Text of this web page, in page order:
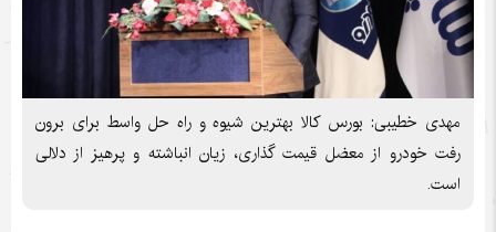
مهدی خطیبی: بورس کالا بهترین شیوه و راه حل واسط برای برون
رفت خودرو از معضل قیمت گذاری، زیان انباشته و پرهیز از دلالی
است.